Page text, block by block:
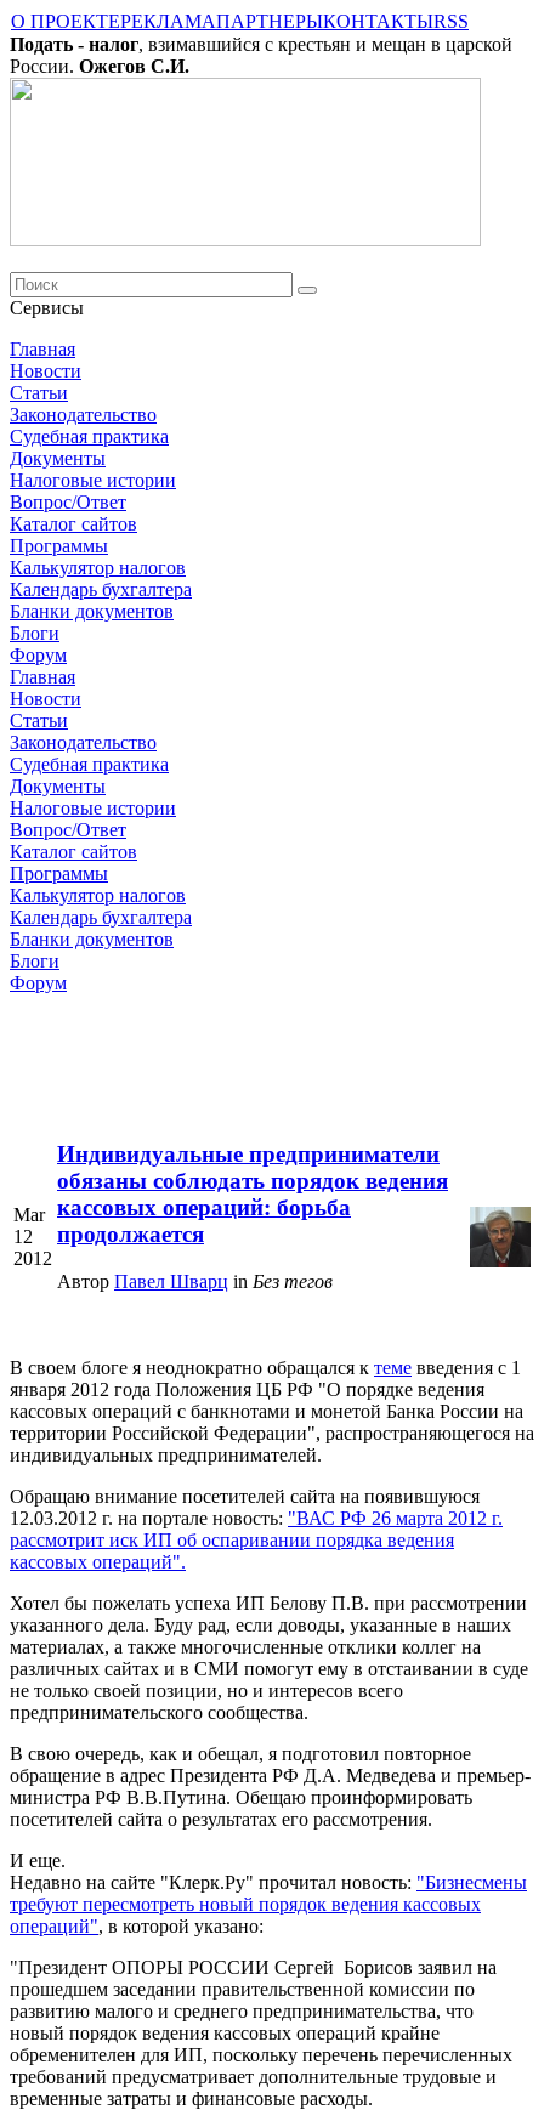
О ПРОЕКТЕРЕКЛАМАПАРТНЕРЫКОНТАКТЫRSS
Подать - налог, взимавшийся с крестьян и мещан в царской
России. Ожегов С.И.
Сервисы
Главная
Новости
Cтатьи
Законодательство
Судебная практика
Документы
Налоговые истории
Вопрос/Ответ
Каталог сайтов
Программы
Калькулятор налогов
Календарь бухгалтера
Бланки документов
Блоги
Форум
Главная
Новости
Cтатьи
Законодательство
Судебная практика
Документы
Налоговые истории
Вопрос/Ответ
Каталог сайтов
Программы
Калькулятор налогов
Календарь бухгалтера
Бланки документов
Блоги
Форум
Mar
12
2012
Индивидуальные предприниматели
обязаны соблюдать порядок ведения
кассовых операций: борьба
продолжается
Автор Павел Шварц in Без тегов
В своем блоге я неоднократно обращался к теме введения с 1
января 2012 года Положения ЦБ РФ "О порядке ведения
кассовых операций с банкнотами и монетой Банка России на
территории Российской Федерации", распространяющегося на
индивидуальных предпринимателей.
Обращаю внимание посетителей сайта на появившуюся
12.03.2012 г. на портале новость: "ВАС РФ 26 марта 2012 г.
рассмотрит иск ИП об оспаривании порядка ведения
кассовых операций".
Хотел бы пожелать успеха ИП Белову П.В. при рассмотрении
указанного дела. Буду рад, если доводы, указанные в наших
материалах, а также многочисленные отклики коллег на
различных сайтах и в СМИ помогут ему в отстаивании в суде
не только своей позиции, но и интересов всего
предпринимательского сообщества.
В свою очередь, как и обещал, я подготовил повторное
обращение в адрес Президента РФ Д.А. Медведева и премьер-
министра РФ В.В.Путина. Обещаю проинформировать
посетителей сайта о результатах его рассмотрения.
И еще.
Недавно на сайте "Клерк.Ру" прочитал новость: "Бизнесмены
требуют пересмотреть новый порядок ведения кассовых
операций", в которой указано:
"Президент ОПОРЫ РОССИИ Сергей Борисов заявил на
прошедшем заседании правительственной комиссии по
развитию малого и среднего предпринимательства, что
новый порядок ведения кассовых операций крайне
обременителен для ИП, поскольку перечень перечисленных
требований предусматривает дополнительные трудовые и
временные затраты и финансовые расходы.